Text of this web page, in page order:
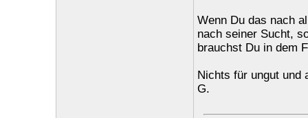
Wenn Du das nach
nach seiner Sucht,
brauchst Du in dem
Nichts für ungut und
G.